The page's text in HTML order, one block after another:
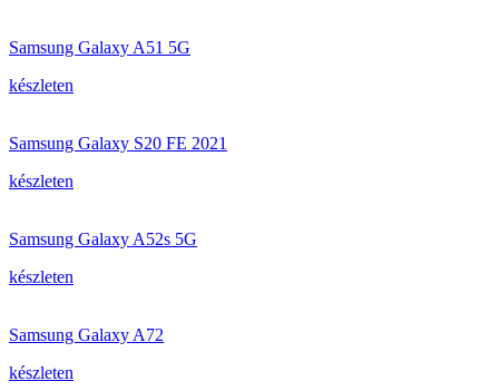
Samsung Galaxy A51 5G
készleten
Samsung Galaxy S20 FE 2021
készleten
Samsung Galaxy A52s 5G
készleten
Samsung Galaxy A72
készleten